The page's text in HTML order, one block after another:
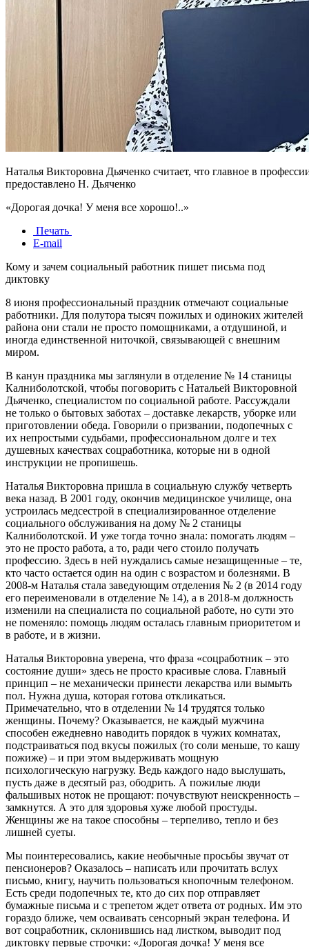
Наталья Викторовна Дьяченко считает, что главное в
предоставлено Н. Дьяченко
«Дорогая дочка! У меня все хорошо!..»
Печать
E-mail
Кому и зачем социальный работник пишет письма под
диктовку
8 июня профессиональный праздник отмечают социальные
работники. Для полутора тысяч пожилых и одиноких жителей
района они стали не просто помощниками, а отдушиной, и
иногда единственной ниточкой, связывающей с внешним
миром.
В канун праздника мы заглянули в отделение № 14 станицы
Калниболотской, чтобы поговорить с Натальей Викторовной
Дьяченко, специалистом по социальной работе. Рассуждали
не только о бытовых заботах – доставке лекарств, уборке или
приготовлении обеда. Говорили о призвании, подопечных с
их непростыми судьбами, профессиональном долге и тех
душевных качествах соцработника, которые ни в одной
инструкции не пропишешь.
Наталья Викторовна пришла в социальную службу четверть
века назад. В 2001 году, окончив медицинское училище, она
устроилась медсестрой в специализированное отделение
социального обслуживания на дому № 2 станицы
Калниболотской. И уже тогда точно знала: помогать людям –
это не просто работа, а то, ради чего стоило получать
профессию. Здесь в ней нуждались самые незащищенные – те,
кто часто остается один на один с возрастом и болезнями. В
2008-м Наталья стала заведующим отделения № 2 (в 2014 году
его переименовали в отделение № 14), а в 2018-м должность
изменили на специалиста по социальной работе, но сути это
не поменяло: помощь людям осталась главным приоритетом и
в работе, и в жизни.
Наталья Викторовна уверена, что фраза «соцработник – это
состояние души» здесь не просто красивые слова. Главный
принцип – не механически принести лекарства или вымыть
пол. Нужна душа, которая готова откликаться.
Примечательно, что в отделении № 14 трудятся только
женщины. Почему? Оказывается, не каждый мужчина
способен ежедневно наводить порядок в чужих комнатах,
подстраиваться под вкусы пожилых (то соли меньше, то кашу
пожиже) – и при этом выдерживать мощную
психологическую нагрузку. Ведь каждого надо выслушать,
пусть даже в десятый раз, ободрить. А пожилые люди
фальшивых ноток не прощают: почувствуют неискренность –
замкнутся. А это для здоровья хуже любой простуды.
Женщины же на такое способны – терпеливо, тепло и без
лишней суеты.
Мы поинтересовались, какие необычные просьбы звучат от
пенсионеров? Оказалось – написать или прочитать вслух
письмо, книгу, научить пользоваться кнопочным телефоном.
Есть среди подопечных те, кто до сих пор отправляет
бумажные письма и с трепетом ждет ответа от родных. Им это
гораздо ближе, чем осваивать сенсорный экран телефона. И
вот соцработник, склонившись над листком, выводит под
диктовку первые строчки: «Дорогая дочка! У меня все